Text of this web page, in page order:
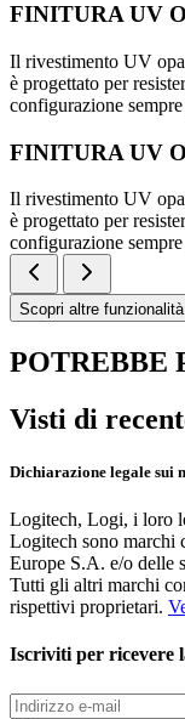
FINITURA UV
Il rivestimento UV
è progettato per
configurazione
FINITURA UV
Il rivestimento UV
è progettato per
configurazione
Scopri altre funzionalità
POTREBBE
Visti di
Dichiarazione legale sui
Logitech, Logi, i loro
Logitech sono marchi
Europe S.A. e/o delle
Tutti gli altri marchi
rispettivi proprietari.
Iscriviti per ricevere